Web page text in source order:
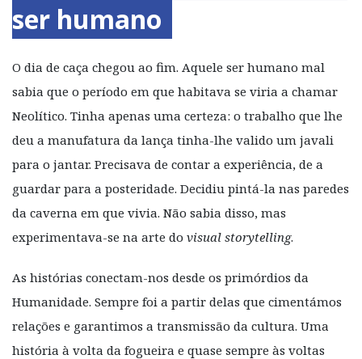
ser humano
O dia de caça chegou ao fim. Aquele ser humano mal
sabia que o período em que habitava se viria a chamar
Neolítico. Tinha apenas uma certeza: o trabalho que lhe
deu a manufatura da lança tinha-lhe valido um javali
para o jantar. Precisava de contar a experiência, de a
guardar para a posteridade. Decidiu pintá-la nas paredes
da caverna em que vivia. Não sabia disso, mas
experimentava-se na arte do visual storytelling.
As histórias conectam-nos desde os primórdios da
Humanidade. Sempre foi a partir delas que cimentámos
relações e garantimos a transmissão da cultura. Uma
história à volta da fogueira e quase sempre às voltas